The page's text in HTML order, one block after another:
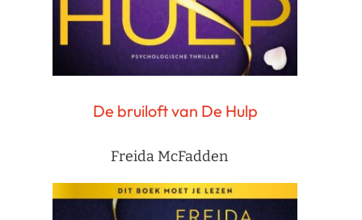
De bruiloft van De Hulp
Freida McFadden